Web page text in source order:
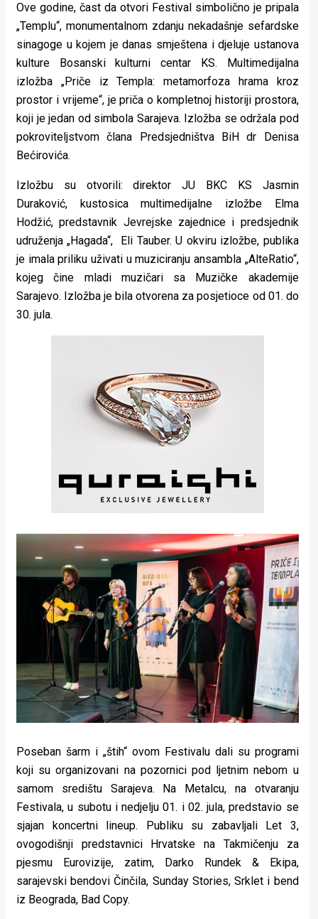
Ove godine, čast da otvori Festival simbolično je pripala
„Templu“, monumentalnom zdanju nekadašnje sefardske
sinagoge u kojem je danas smještena i djeluje ustanova
kulture Bosanski kulturni centar KS. Multimedijalna
izložba „Priče iz Templa: metamorfoza hrama kroz
prostor i vrijeme“, je priča o kompletnoj historiji prostora,
koji je jedan od simbola Sarajeva. Izložba se održala pod
pokroviteljstvom člana Predsjedništva BiH dr Denisa
Bećirovića.
Izložbu su otvorili: direktor JU BKC KS Jasmin
Duraković, kustosica multimedijalne izložbe Elma
Hodžić, predstavnik Jevrejske zajednice i predsjednik
udruženja „Hagada“, Eli Tauber. U okviru izložbe, publika
je imala priliku uživati u muziciranju ansambla „AlteRatio“,
kojeg čine mladi muzičari sa Muzičke akademije
Sarajevo. Izložba je bila otvorena za posjetioce od 01. do
30. jula.
Poseban šarm i „štih“ ovom Festivalu dali su programi
koji su organizovani na pozornici pod ljetnim nebom u
samom središtu Sarajeva. Na Metalcu, na otvaranju
Festivala, u subotu i nedjelju 01. i 02. jula, predstavio se
sjajan koncertni lineup. Publiku su zabavljali Let 3,
ovogodišnji predstavnici Hrvatske na Takmičenju za
pjesmu Eurovizije, zatim, Darko Rundek & Ekipa,
sarajevski bendovi Činčila, Sunday Stories, Srklet i bend
iz Beograda, Bad Copy.